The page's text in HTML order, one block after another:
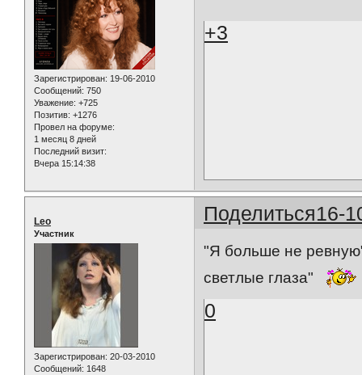
Зарегистрирован: 19-06-2010
Сообщений: 750
Уважение: +725
Позитив: +1276
Провел на форуме:
1 месяц 8 дней
Последний визит:
Вчера 15:14:38
+3
Поделиться16-
Leo
Участник
Зарегистрирован: 20-03-2010
Сообщений: 1648
"Я больше не
светлые глаза"
0